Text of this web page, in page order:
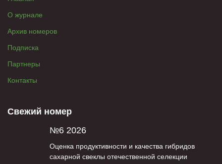
О журнале
Архив номеров
Подписка
Партнеры
Контакты
Свежий номер
№6 2026
Оценка продуктивности и качества гибридов
сахарной свеклы отечественной селекции